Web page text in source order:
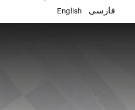
English فارسی